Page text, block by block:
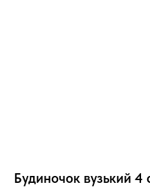
Будиночок вузький 4